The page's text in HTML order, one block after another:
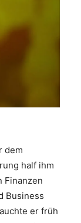
dem
half ihm
Finanzen
Business
er früh